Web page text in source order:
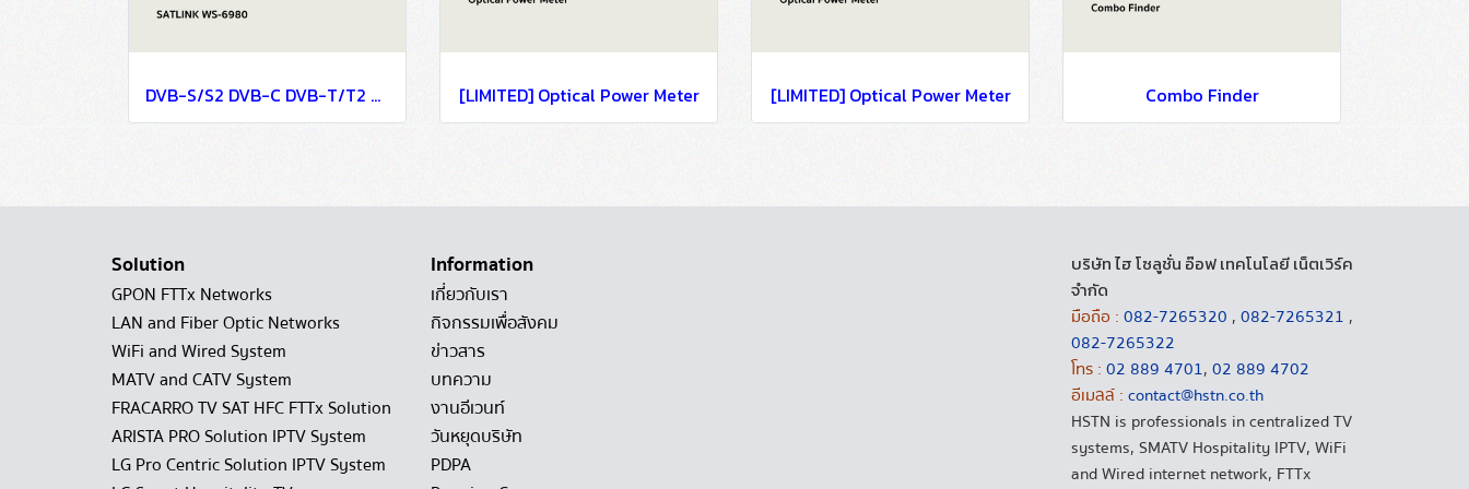
DVB-S/S2 DVB-C DVB-T/T2 OFM COMBO Finder Meter [LIMITED] Optical Power Meter [LIMITED] Optical Power Meter Combo Finder
Solution
GPON FTTx Networks
LAN and Fiber Optic Networks
WiFi and Wired System
MATV and CATV System
FRACARRO TV SAT HFC FTTx Solution
ARISTA PRO Solution IPTV System
LG Pro Centric Solution IPTV System
Information
เกี่ยวกับเรา
กิจกรรมเพื่อสังคม
ข่าวสาร
บทความ
งานอีเวนท์
วันหยุดบริษัท
PDPA
บริษัท ไฮ โซลูชั่น อ๊อฟ เทคโนโลยี เน็ตเวิร์ค
จำกัด
มือถือ : 082-7265320 , 082-7265321 ,
082-7265322
โทร : 02 889 4701, 02 889 4702
อีเมลล์ : contact@hstn.co.th
HSTN is professionals in centralized TV
systems, SMATV Hospitality IPTV, WiFi
and Wired internet network, FTTx